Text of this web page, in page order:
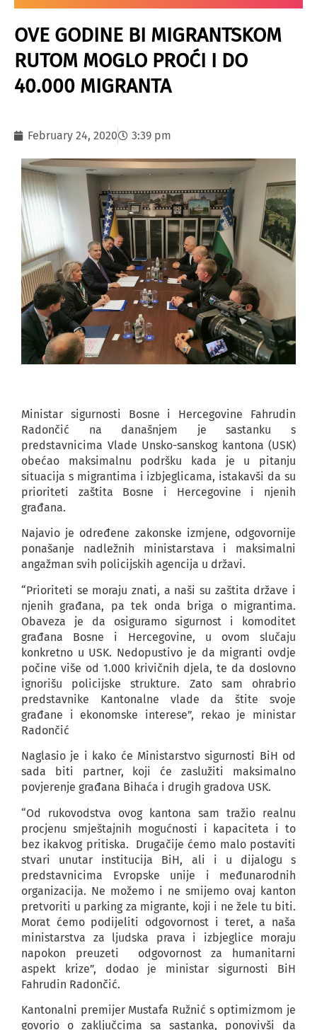
OVE GODINE BI MIGRANTSKOM
RUTOM MOGLO PROĆI I DO
40.000 MIGRANTA
February 24, 2020 3:39 pm
Ministar sigurnosti Bosne i Hercegovine Fahrudin
Radončić na današnjem je sastanku s
predstavnicima Vlade Unsko-sanskog kantona (USK)
obećao maksimalnu podršku kada je u pitanju
situacija s migrantima i izbjeglicama, istakavši da su
prioriteti zaštita Bosne i Hercegovine i njenih
građana.
Najavio je određene zakonske izmjene, odgovornije
ponašanje nadležnih ministarstava i maksimalni
angažman svih policijskih agencija u državi.
“Prioriteti se moraju znati, a naši su zaštita države i
njenih građana, pa tek onda briga o migrantima.
Obaveza je da osiguramo sigurnost i komoditet
građana Bosne i Hercegovine, u ovom slučaju
konkretno u USK. Nedopustivo je da migranti ovdje
počine više od 1.000 krivičnih djela, te da doslovno
ignorišu policijske strukture. Zato sam ohrabrio
predstavnike Kantonalne vlade da štite svoje
građane i ekonomske interese”, rekao je ministar
Radončić
Naglasio je i kako će Ministarstvo sigurnosti BiH od
sada biti partner, koji će zaslužiti maksimalno
povjerenje građana Bihaća i drugih gradova USK.
“Od rukovodstva ovog kantona sam tražio realnu
procjenu smještajnih mogućnosti i kapaciteta i to
bez ikakvog pritiska. Drugačije ćemo malo postaviti
stvari unutar institucija BiH, ali i u dijalogu s
predstavnicima Evropske unije i međunarodnih
organizacija. Ne možemo i ne smijemo ovaj kanton
pretvoriti u parking za migrante, koji i ne žele tu biti.
Morat ćemo podijeliti odgovornost i teret, a naša
ministarstva za ljudska prava i izbjeglice moraju
napokon preuzeti odgovornost za humanitarni
aspekt krize”, dodao je ministar sigurnosti BiH
Fahrudin Radončić.
Kantonalni premijer Mustafa Ružnić s optimizmom je
govorio o zaključcima sa sastanka, ponovivši da